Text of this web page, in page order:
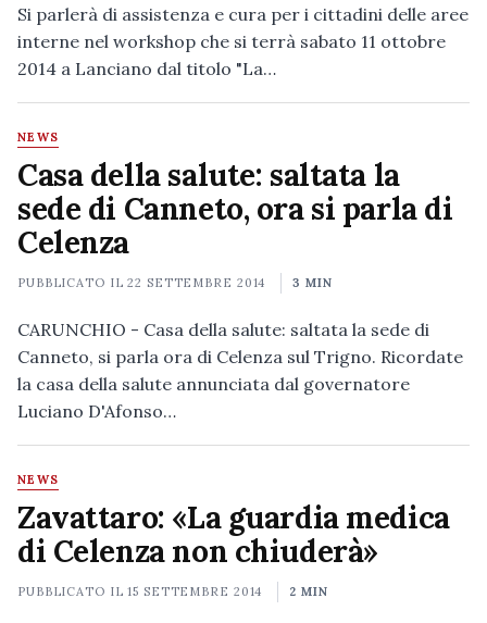
Si parlerà di assistenza e cura per i cittadini delle aree
interne nel workshop che si terrà sabato 11 ottobre
2014 a Lanciano dal titolo "La…
NEWS
Casa della salute: saltata la
sede di Canneto, ora si parla di
Celenza
PUBBLICATO IL22 SETTEMBRE 2014 3 MIN
CARUNCHIO - Casa della salute: saltata la sede di
Canneto, si parla ora di Celenza sul Trigno. Ricordate
la casa della salute annunciata dal governatore
Luciano D'Afonso…
NEWS
Zavattaro: «La guardia medica
di Celenza non chiuderà»
PUBBLICATO IL15 SETTEMBRE 2014 2 MIN